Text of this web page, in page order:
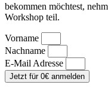
bekommen möchtest,
Workshop teil.
Vorname
Nachname
E-Mail Adresse
Jetzt für 0€ anmelden